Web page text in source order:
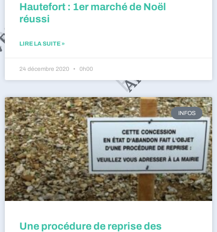
Hautefort : 1er marché de Noël
réussi
LIRE LA SUITE »
24 décembre 2020 0h00
INFOS
Une procédure de reprise des